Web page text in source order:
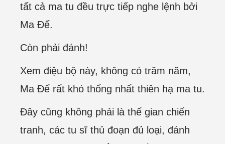
tất cả ma tu đều trực tiếp nghe lệnh bởi
Ma Đế.
Còn phải đánh!
Xem điệu bộ này, không có trăm năm,
Ma Đế rất khó thống nhất thiên hạ ma tu.
Đây cũng không phải là thế gian chiến
tranh, các tu sĩ thủ đoạn đủ loại, đánh